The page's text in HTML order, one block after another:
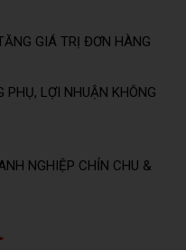
GIÁ TRỊ ĐƠN HÀNG
LỢI NHUẬN KHÔNG
NGHIỆP CHỈN CHU &